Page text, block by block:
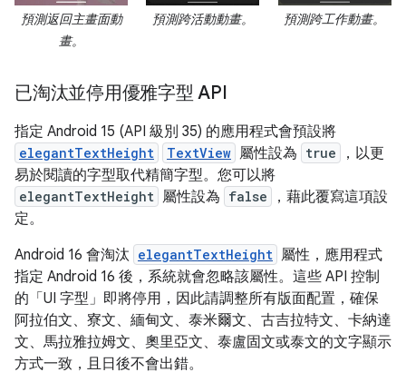
預測返回主畫面動
畫。
預測跨活動動畫。 預測跨工作動畫。
已淘汰並停用優雅字型 API
指定 Android 15 (API 級別 35) 的應用程式會預設將
elegantTextHeight TextView 屬性設為 true
，以更
易於閱讀的字型取代精簡字型。您可以將
elegantTextHeight 屬性設為 false
，藉此覆寫這項設
定。
Android 16 會淘汰 elegantTextHeight 屬性，應用程式
指定 Android 16 後，系統就會忽略該屬性。這些 API 控制
的「UI 字型」即將停用，因此請調整所有版面配置，確保
阿拉伯文、寮文、緬甸文、泰米爾文、古吉拉特文、卡納達
文、馬拉雅拉姆文、奧里亞文、泰盧固文或泰文的文字顯示
方式一致，且日後不會出錯。